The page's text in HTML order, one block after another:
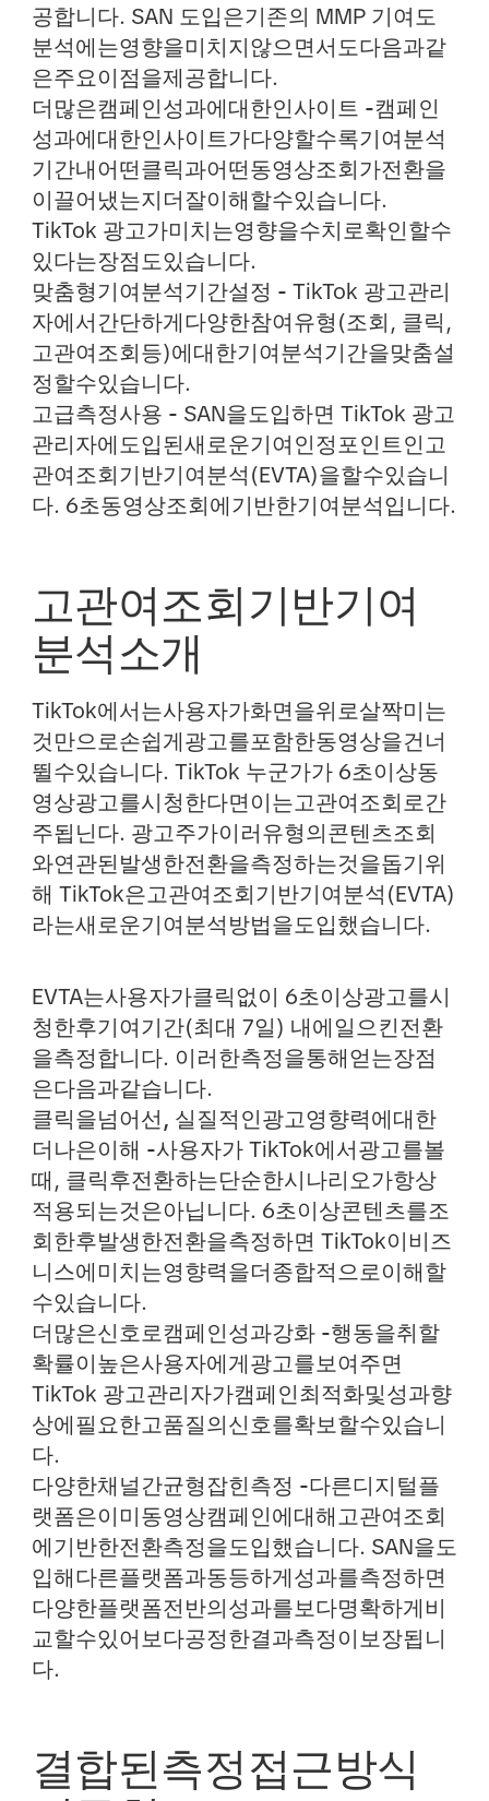
공합니다. SAN 도입은기존의 MMP 기여도
분석에는영향을미치지않으면서도다음과같
은주요이점을제공합니다.
더많은캠페인성과에대한인사이트 -캠페인
성과에대한인사이트가다양할수록기여분석
기간내어떤클릭과어떤동영상조회가전환을
이끌어냈는지더잘이해할수있습니다.
TikTok 광고가미치는영향을수치로확인할수
있다는장점도있습니다.
맞춤형기여분석기간설정 - TikTok 광고관리
자에서간단하게다양한참여유형(조회, 클릭,
고관여조회등)에대한기여분석기간을맞춤설
정할수있습니다.
고급측정사용 - SAN을도입하면 TikTok 광고
관리자에도입된새로운기여인정포인트인고
관여조회기반기여분석(EVTA)을할수있습니
다. 6초동영상조회에기반한기여분석입니다.
고관여조회기반기여
분석소개
TikTok에서는사용자가화면을위로살짝미는
것만으로손쉽게광고를포함한동영상을건너
뛸수있습니다. TikTok 누군가가 6초이상동
영상광고를시청한다면이는고관여조회로간
주됩닌다. 광고주가이러유형의콘텐츠조회
와연관된발생한전환을측정하는것을돕기위
해 TikTok은고관여조회기반기여분석(EVTA)
라는새로운기여분석방법을도입했습니다.
EVTA는사용자가클릭없이 6초이상광고를시
청한후기여기간(최대 7일) 내에일으킨전환
을측정합니다. 이러한측정을통해얻는장점
은다음과같습니다.
클릭을넘어선, 실질적인광고영향력에대한
더나은이해 -사용자가 TikTok에서광고를볼
때, 클릭후전환하는단순한시나리오가항상
적용되는것은아닙니다. 6초이상콘텐츠를조
회한후발생한전환을측정하면 TikTok이비즈
니스에미치는영향력을더종합적으로이해할
수있습니다.
더많은신호로캠페인성과강화 -행동을취할
확률이높은사용자에게광고를보여주면
TikTok 광고관리자가캠페인최적화및성과향
상에필요한고품질의신호를확보할수있습니
다.
다양한채널간균형잡힌측정 -다른디지털플
랫폼은이미동영상캠페인에대해고관여조회
에기반한전환측정을도입했습니다. SAN을도
입해다른플랫폼과동등하게성과를측정하면
다양한플랫폼전반의성과를보다명확하게비
교할수있어보다공정한결과측정이보장됩니
다.
결합된측정접근방식